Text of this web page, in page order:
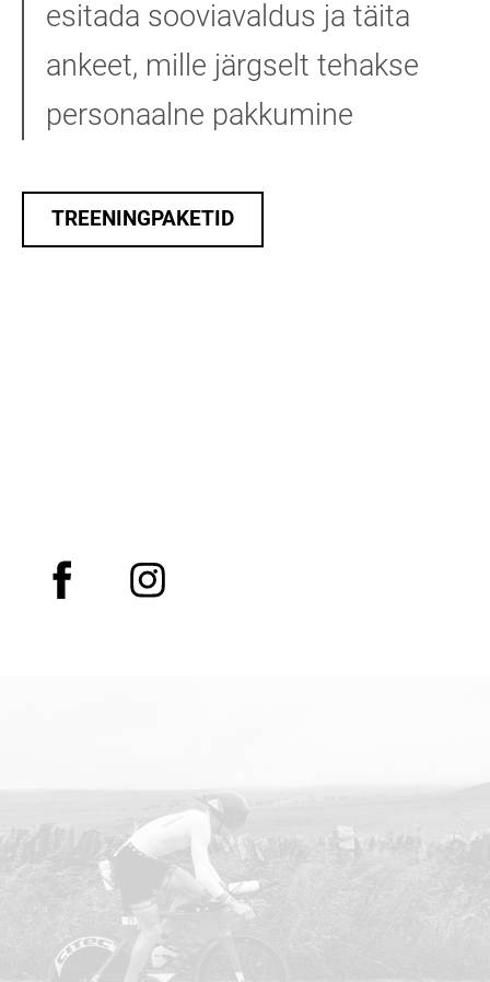
esitada sooviavaldus ja täita
ankeet, mille järgselt tehakse
personaalne pakkumine
TREENINGPAKETID